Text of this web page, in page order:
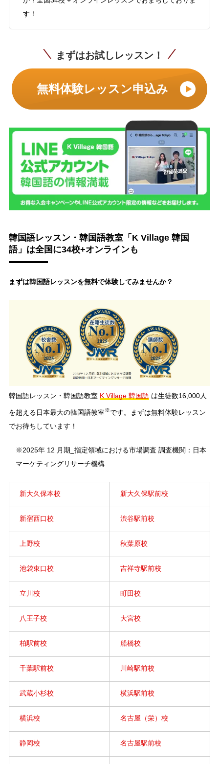
す！
まずはお試しレッスン！
無料体験レッスン申込み
韓国語レッスン・韓国語教室「K Village 韓国
語」は全国に34校+オンラインも
まずは韓国語レッスンを無料で体験してみませんか？
韓国語レッスン・韓国語教室 K Village 韓国語は生徒数16,000人
を超える日本最大の韓国語教室※です。まずは無料体験レッスン
でお待ちしています！
※2025年 12 月期_指定領域における市場調査 調査機関：日本
マーケティングリサーチ機構
新大久保本校 新大久保駅前校
新宿西口校 渋谷駅前校
上野校 秋葉原校
池袋東口校 吉祥寺駅前校
立川校 町田校
八王子校 大宮校
柏駅前校 船橋校
千葉駅前校 川崎駅前校
武蔵小杉校 横浜駅前校
横浜校 名古屋（栄）校
静岡校 名古屋駅前校